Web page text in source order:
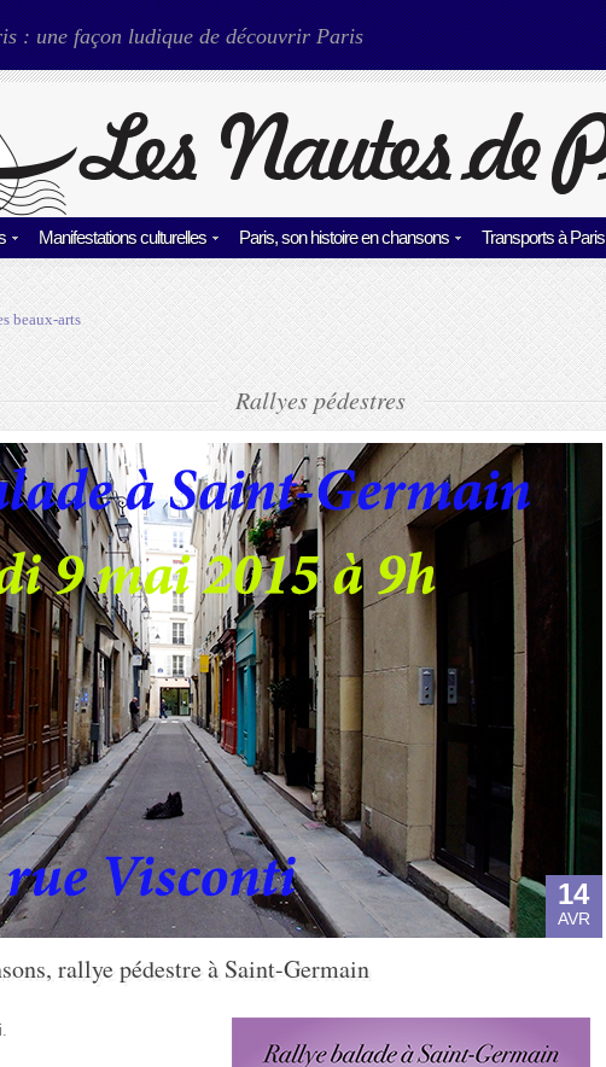
: une façon ludique de découvrir Paris
Manifestations culturelles Paris, son histoire en chansons Transports à Paris
beaux-arts
Rallyes pédestres
14
AVR
rallye pédestre à Saint-Germain